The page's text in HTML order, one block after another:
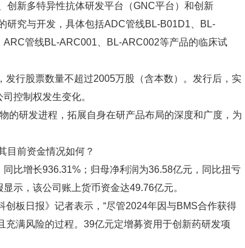
创新多特异性抗体研发平台（GNC平台）和创新
研究与开发，具体包括ADC管线BL-B01D1、BL-
管线BL-ARC001、BL-ARC002等产品的临床试
行股票数量不超过2005万股（含本数）。发行后，实
控制权发生变化。
的研发进程，拓展自身在研产品布局的深度和广度，为
目前资金情况如何？
比增长936.31%；归母净利润为36.58亿元，同比扭亏
示，该公司账上货币资金达49.76亿元。
板日报》记者表示，“尽管2024年因与BMS合作获得
满风险的过程。39亿元定增募资用于创新药研发项